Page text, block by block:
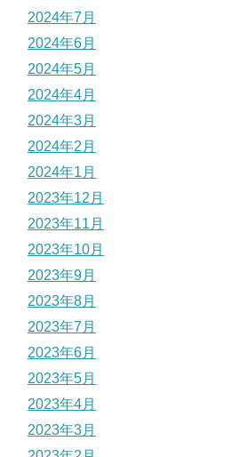
2024年7月
2024年6月
2024年5月
2024年4月
2024年3月
2024年2月
2024年1月
2023年12月
2023年11月
2023年10月
2023年9月
2023年8月
2023年7月
2023年6月
2023年5月
2023年4月
2023年3月